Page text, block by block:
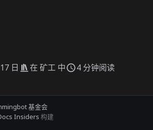
日
在 矿工 中 4 分钟阅读
基金会
Insiders 构建